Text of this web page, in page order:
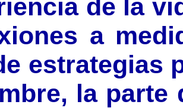
de la
a
estrategias
la parte